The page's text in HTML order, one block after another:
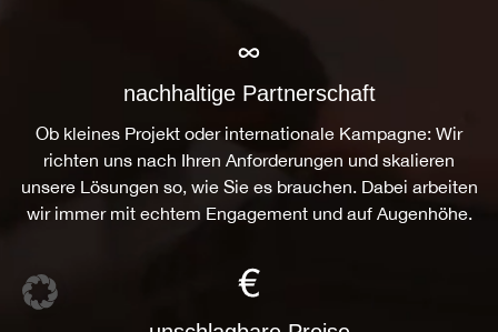
nachhaltige Partnerschaft
Ob kleines Projekt oder internationale Kampagne: Wir
richten uns nach Ihren Anforderungen und skalieren
unsere Lösungen so, wie Sie es brauchen. Dabei arbeiten
wir immer mit echtem Engagement und auf Augenhöhe.